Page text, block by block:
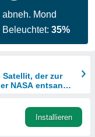
abneh. Mond
Beleuchtet:35%
Satellit, der zur
NASA entsandt
Installieren